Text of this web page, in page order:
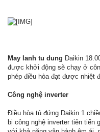
May lanh tu dung Daikin
được khởi động sẽ chạy ở
phép điều hòa đạt được nhiệt
Công nghệ inverter
Điều hòa tủ đứng Daikin 1
bị công nghệ inverter tiên tiến